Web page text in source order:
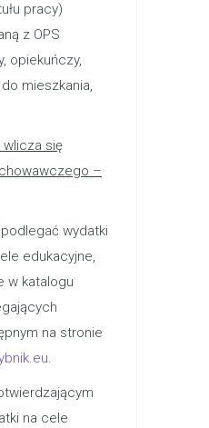
pracy)
z OPS
opiekuńczy,
mieszkania,
się
–
wydatki
edukacyjne,
w katalogu
na stronie
.
na cele